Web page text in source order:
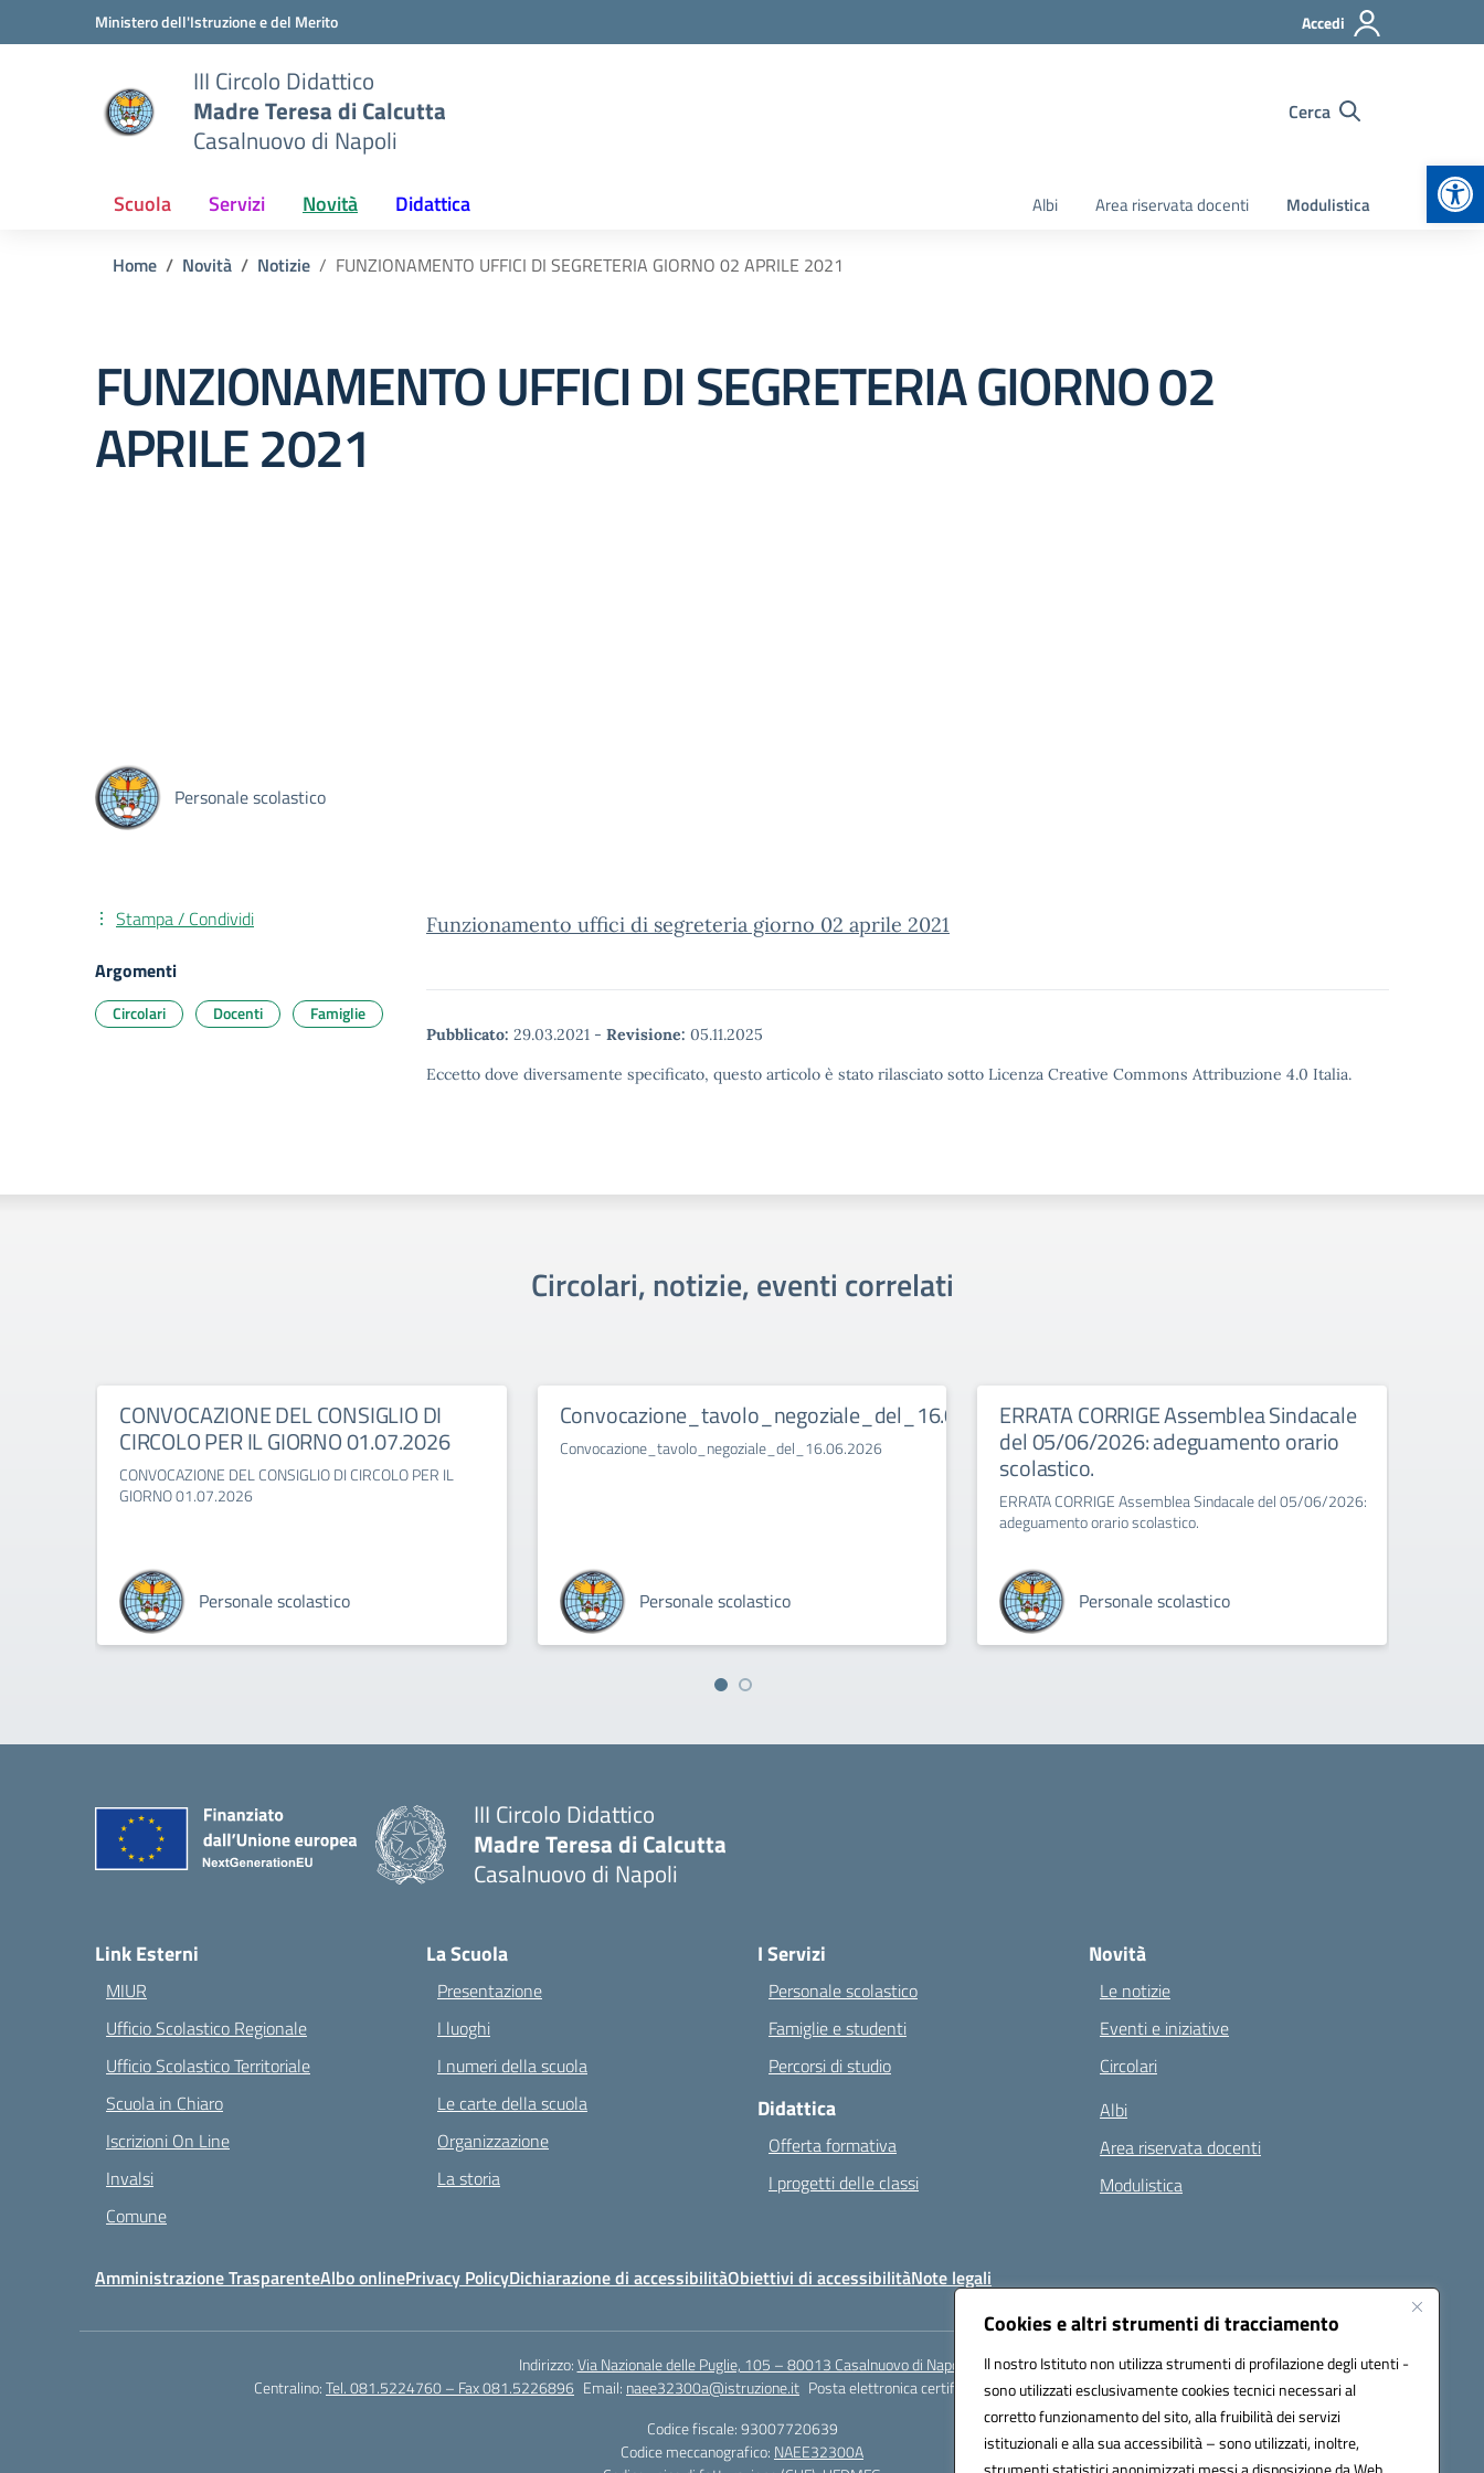
Cookies e altri strumenti di tracciamento
Il nostro Istituto non utilizza strumenti di profilazione degli utenti -
sono utilizzati esclusivamente cookies tecnici necessari al
corretto funzionamento del sito, alla fruibilità dei servizi
istituzionali e alla sua accessibilità – sono utilizzati, inoltre,
Vai ai contenuti
Vai al menu di navigazioneMinistero dell'Istruzione e del Merito Accedi
III Circolo Didattico
Madre Teresa di Calcutta
Casalnuovo di Napoli
Cerca
Scuola Servizi Novità Didattica Albi Area riservata docenti Modulistica
Home Novità Notizie FUNZIONAMENTO UFFICI DI SEGRETERIA GIORNO 02 APRILE 2021
FUNZIONAMENTO UFFICI DI SEGRETERIA GIORNO 02
APRILE 2021
Personale scolastico
Funzionamento uffici di segreteria giorno 02 aprile 2021
Pubblicato: 29.03.2021 - Revisione: 05.11.2025
Eccetto dove diversamente specificato, questo articolo è stato rilasciato sotto Licenza Creative Commons Attribuzione 4.0 Italia.
Stampa / Condividi
Argomenti
Circolari Docenti Famiglie
Circolari, notizie, eventi correlati
CONVOCAZIONE DEL CONSIGLIO DI
CIRCOLO PER IL GIORNO 01.07.2026
CONVOCAZIONE DEL CONSIGLIO DI CIRCOLO PER IL
GIORNO 01.07.2026
Personale scolastico
Convocazione_tavolo_negoziale_del_16.06.2026
Convocazione_tavolo_negoziale_del_16.06.2026
Personale scolastico
ERRATA CORRIGE Assemblea Sindacale
del 05/06/2026: adeguamento orario
scolastico.
ERRATA CORRIGE Assemblea Sindacale del 05/06/2026:
adeguamento orario scolastico.
Personale scolastico
III Circolo Didattico
Madre Teresa di Calcutta
Casalnuovo di Napoli
Link Esterni
MIUR
Ufficio Scolastico Regionale
Ufficio Scolastico Territoriale
Scuola in Chiaro
Iscrizioni On Line
Invalsi
Comune
La Scuola
Presentazione
I luoghi
I numeri della scuola
Le carte della scuola
Organizzazione
La storia
I Servizi
Personale scolastico
Famiglie e studenti
Percorsi di studio
Didattica
Offerta formativa
I progetti delle classi
Novità
Le notizie
Eventi e iniziative
Circolari
Albi
Area riservata docenti
Modulistica
Amministrazione TrasparenteAlbo onlinePrivacy PolicyDichiarazione di accessibilitàObiettivi di accessibilitàNote legali
Indirizzo:Via Nazionale delle Puglie, 105 – 80013 Casalnuovo di Napoli
Centralino:Tel. 081.5224760 – Fax 081.5226896 Email: naee32300a@istruzione.it Posta elettronica certificata (PEC):naee32300a@pec.istruzione.it
Codice fiscale: 93007720639
Codice meccanografico: NAEE32300A